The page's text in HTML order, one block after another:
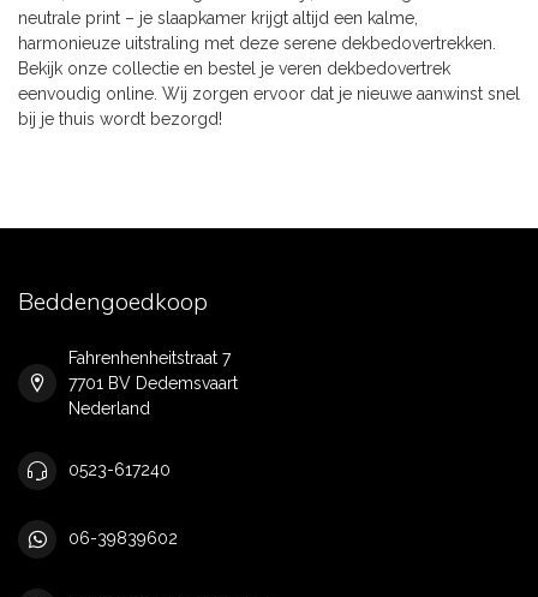
neutrale print – je slaapkamer krijgt altijd een kalme,
harmonieuze uitstraling met deze serene dekbedovertrekken.
Bekijk onze collectie en bestel je veren dekbedovertrek
eenvoudig online. Wij zorgen ervoor dat je nieuwe aanwinst snel
bij je thuis wordt bezorgd!
Beddengoedkoop
Fahrenhenheitstraat 7
7701 BV Dedemsvaart
Nederland
0523-617240
06-39839602